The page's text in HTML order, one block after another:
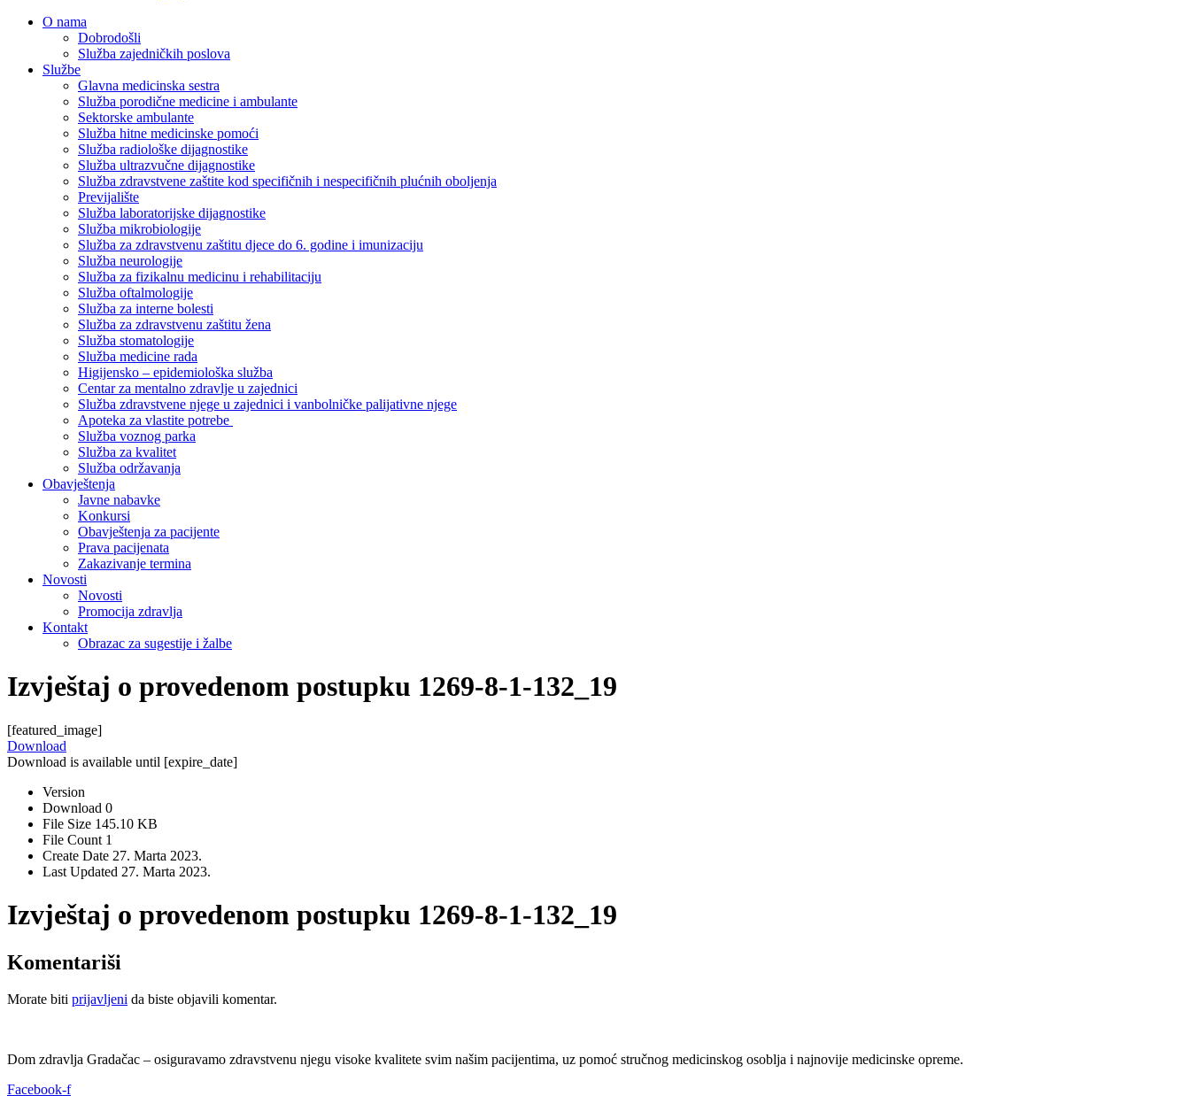
O nama
Dobrodošli
Služba zajedničkih poslova
Službe
Glavna medicinska sestra
Služba porodične medicine i ambulante
Sektorske ambulante
Služba hitne medicinske pomoći
Služba radiološke dijagnostike
Služba ultrazvučne dijagnostike
Služba zdravstvene zaštite kod specifičnih i nespecifičnih plućnih oboljenja
Previjalište
Služba laboratorijske dijagnostike
Služba mikrobiologije
Služba za zdravstvenu zaštitu djece do 6. godine i imunizaciju
Služba neurologije
Služba za fizikalnu medicinu i rehabilitaciju
Služba oftalmologije
Služba za interne bolesti
Služba za zdravstvenu zaštitu žena
Služba stomatologije
Služba medicine rada
Higijensko – epidemiološka služba
Centar za mentalno zdravlje u zajednici
Služba zdravstvene njege u zajednici i vanbolničke palijativne njege
Apoteka za vlastite potrebe
Služba voznog parka
Služba za kvalitet
Služba održavanja
Obavještenja
Javne nabavke
Konkursi
Obavještenja za pacijente
Prava pacijenata
Zakazivanje termina
Novosti
Novosti
Promocija zdravlja
Kontakt
Obrazac za sugestije i žalbe
Izvještaj o provedenom postupku 1269-8-1-132_19
[featured_image]
Download
Download is available until [expire_date]
Version
Download 0
File Size 145.10 KB
File Count 1
Create Date 27. Marta 2023.
Last Updated 27. Marta 2023.
Izvještaj o provedenom postupku 1269-8-1-132_19
Komentariši
Morate biti prijavljeni da biste objavili komentar.
Dom zdravlja Gradačac – osiguravamo zdravstvenu njegu visoke kvalitete svim našim pacijentima, uz pomoć stručnog medicinskog osoblja i najnovije medicinske opreme.
Facebook-f